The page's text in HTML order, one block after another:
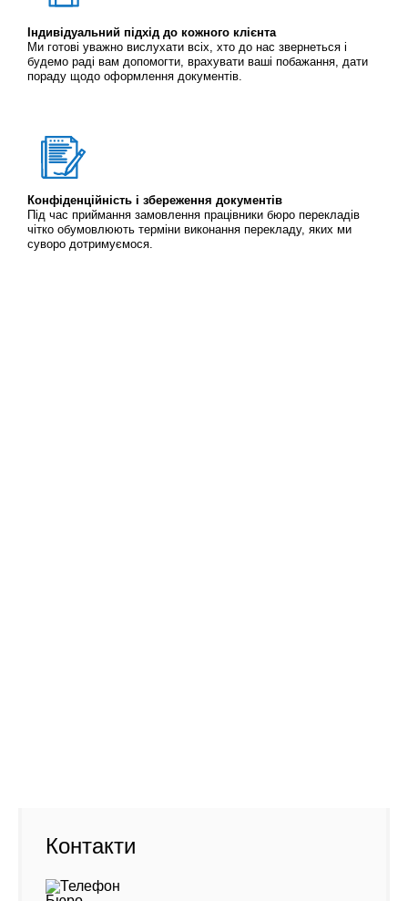
Індивідуальний підхід до кожного клієнта
Ми готові уважно вислухати всіх, хто до нас звернеться і
будемо раді вам допомогти, врахувати ваші побажання, дати
пораду щодо оформлення документів.
Конфіденційність і збереження документів
Під час приймання замовлення працівники бюро перекладів
чітко обумовлюють терміни виконання перекладу, яких ми
суворо дотримуємося.
Контакти